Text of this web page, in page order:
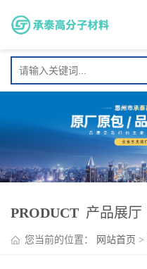
PRODUCT 产品展厅
您当前的位置： 网站首页 >